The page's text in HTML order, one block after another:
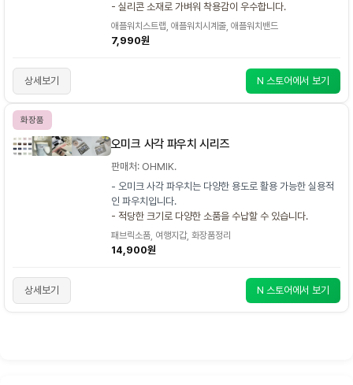
- 실리콘 소재로 가벼워 착용감이 우수합니다.
애플워치스트랩, 애플워치시계줄, 애플워치밴드
7,990원
상세보기 N 스토어에서 보기
화장품
오미크 사각 파우치 시리즈
판매처: OHMIK.
- 오미크 사각 파우치는 다양한 용도로 활용 가능한 실용적
인 파우치입니다.
- 적당한 크기로 다양한 소품을 수납할 수 있습니다.
패브릭소품, 여행지갑, 화장품정리
14,900원
상세보기 N 스토어에서 보기